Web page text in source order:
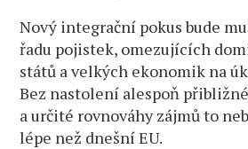
Nový integrační pokus bude
řadu pojistek, omezujících
států a velkých ekonomik na
Bez nastolení alespoň
a určité rovnováhy zájmů to
lépe než dnešní EU.